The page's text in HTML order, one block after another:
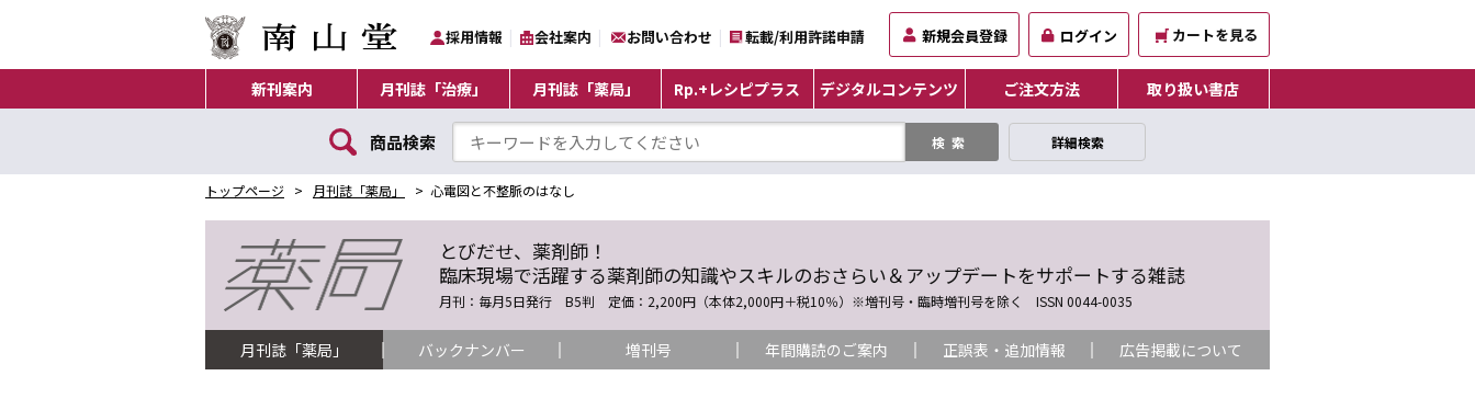
採用情報 会社案内 お問い合わせ 転載/利用許諾申請 新規会員登録 ログイン カートを見る
新刊案内 月刊誌「治療」 月刊誌「薬局」 Rp.+レシピプラス デジタルコンテンツ ご注文方法 取り扱い書店
商品検索 詳細検索
トップページ 月刊誌「薬局」 心電図と不整脈のはなし
とびだせ、薬剤師！
臨床現場で活躍する薬剤師の知識やスキルのおさらい＆アップデートをサポートする雑誌
月刊：毎月5日発行 B5判 定価：2,200円（本体2,000円＋税10％）※増刊号・臨時増刊号を除く ISSN 0044-0035
月刊誌「薬局」 バックナンバー 増刊号 年間購読のご案内 正誤表・追加情報 広告掲載について